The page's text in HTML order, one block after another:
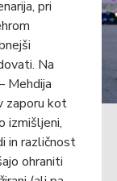
pri
Na
Mehdija
zaporu kot
izmišljeni,
in različnost
ohraniti